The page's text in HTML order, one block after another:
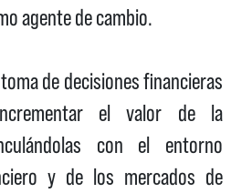
agente de cambio.
de decisiones financieras
el valor de la
con el entorno
y de los mercados de